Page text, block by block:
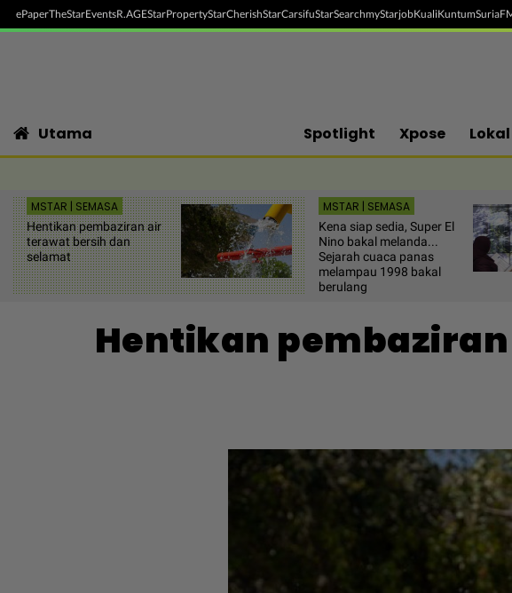
ePaperTheStarEventsR.AGEStarPropertyStarCherishStarCarsifuStarSearchmyStarjobKualiKuntum
Utama Spotlight Xpose Lokal
MSTAR | SEMASA
Hentikan pembaziran air
terawat bersih dan
selamat
MSTAR | SEMASA
Kena siap sedia, Super El
Nino bakal melanda...
Sejarah cuaca panas
melampau 1998 bakal
berulang
Hentikan